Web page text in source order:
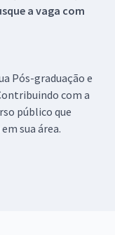
a vaga com
Pós-graduação e
com a
público que
sua área.